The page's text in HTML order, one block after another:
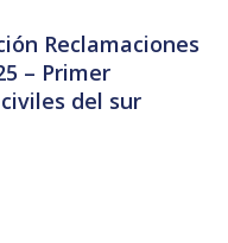
Reclamaciones
– Primer
del sur